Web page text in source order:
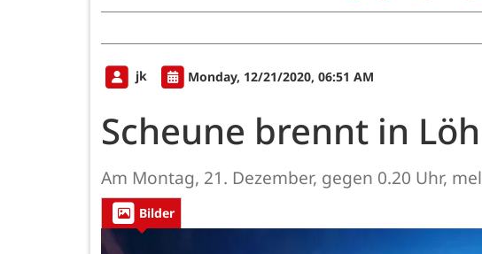
jk Monday, 12/21/2020, 06:51 AM
Scheune brennt in
Am Montag, 21. Dezember, gegen 0.20 Uhr,
Bilder